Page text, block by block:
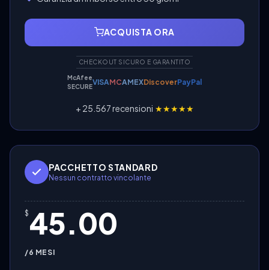
ACQUISTA ORA
CHECKOUT SICURO E GARANTITO
McAfee
SECUREVISAMCAMEXDiscoverPayPal
+ 25.567 recensioni ★★★★★
PACCHETTO STANDARD
Nessun contratto vincolante
$ 45.00
/6 MESI